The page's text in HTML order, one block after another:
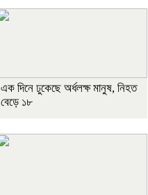
এক দিনে ঢুকেছে অর্ধলক্ষ মানুষ, নিহত
বেড়ে ১৮